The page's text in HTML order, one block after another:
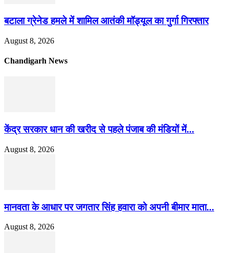
बटाला ग्रेनेड हमले में शामिल आतंकी मॉड्यूल का गुर्गा गिरफ्तार
August 8, 2026
Chandigarh News
केंद्र सरकार धान की खरीद से पहले पंजाब की मंडियों में...
August 8, 2026
मानवता के आधार पर जगतार सिंह हवारा को अपनी बीमार माता...
August 8, 2026